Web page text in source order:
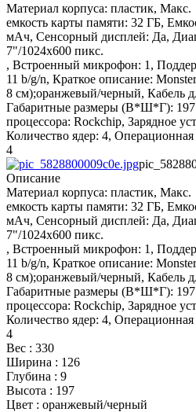
Материал корпуса: пластик, Макс.
емкость карты памяти: 32 ГБ,
мАч, Сенсорный дисплей: Да,
7"/1024х600 пикс.
, Встроенный микрофон: 1,
11 b/g/n, Краткое описание:
8 см);оранжевый/черный, Кабель
Габаритные размеры (В*Ш*Г):
процессора: Rockchip, Зарядное
Количество ядер: 4,
4
Описание
Материал корпуса: пластик, Макс.
емкость карты памяти: 32 ГБ,
мАч, Сенсорный дисплей: Да,
7"/1024х600 пикс.
, Встроенный микрофон: 1,
11 b/g/n, Краткое описание:
8 см);оранжевый/черный, Кабель
Габаритные размеры (В*Ш*Г):
процессора: Rockchip, Зарядное
Количество ядер: 4,
4
Вес : 330
Ширина : 126
Глубина : 9
Высота : 197
Цвет : оранжевый/черный